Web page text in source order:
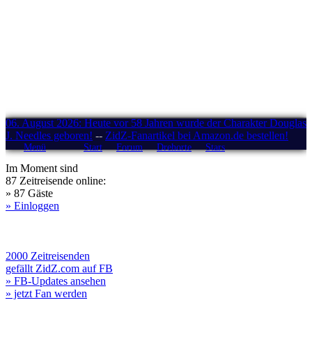
06. August 2026: Heute vor 58 Jahren wurde der Charakter Douglas
J. Needles geboren! -- ZidZ-Fanartikel bei Amazon.de bestellen!
Menü Start Forum Drehorte Stars
Im Moment sind
87 Zeitreisende online:
» 87 Gäste
» Einloggen
2000 Zeitreisenden
gefällt ZidZ.com auf FB
» FB-Updates ansehen
» jetzt Fan werden